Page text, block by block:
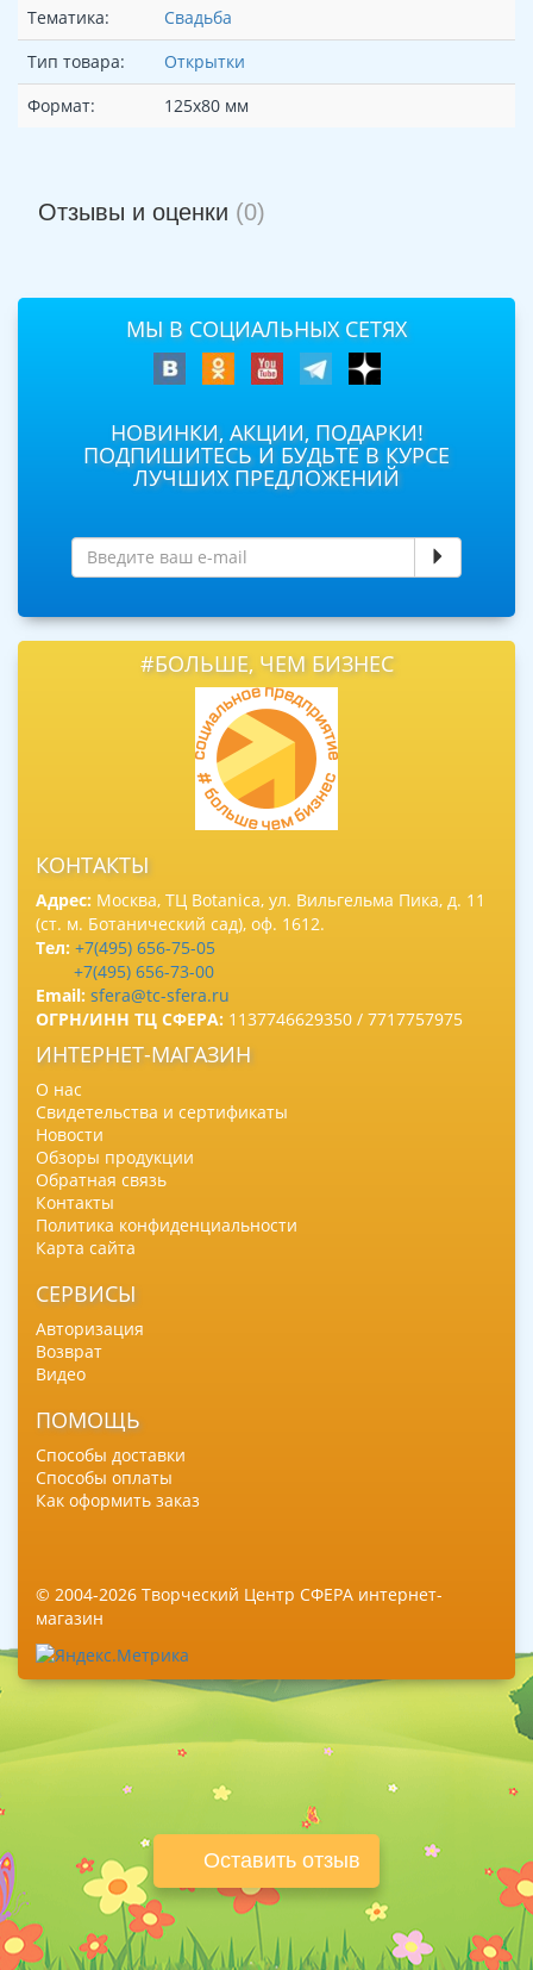
Тематика:
Свадьба
Тип товара:
Открытки
Формат:
125х80 мм
Отзывы и оценки (0)
Оставить отзыв
МЫ В СОЦИАЛЬНЫХ СЕТЯХ
НОВИНКИ, АКЦИИ, ПОДАРКИ!
ПОДПИШИТЕСЬ И БУДЬТЕ В КУРСЕ
ЛУЧШИХ ПРЕДЛОЖЕНИЙ
#БОЛЬШЕ, ЧЕМ БИЗНЕС
КОНТАКТЫ
Адрес: Москва, ТЦ Botanica, ул. Вильгельма Пика, д. 11
(ст. м. Ботанический сад), оф. 1612.
Тел: +7(495) 656-75-05
+7(495) 656-73-00
Email: sfera@tc-sfera.ru
ОГРН/ИНН ТЦ СФЕРА: 1137746629350 / 7717757975
ИНТЕРНЕТ-МАГАЗИН
О нас
Свидетельства и сертификаты
Новости
Обзоры продукции
Обратная связь
Контакты
Политика конфиденциальности
Карта сайта
СЕРВИСЫ
Авторизация
Возврат
Видео
ПОМОЩЬ
Способы доставки
Способы оплаты
Как оформить заказ
© 2004-2026 Творческий Центр СФЕРА интернет-
магазин